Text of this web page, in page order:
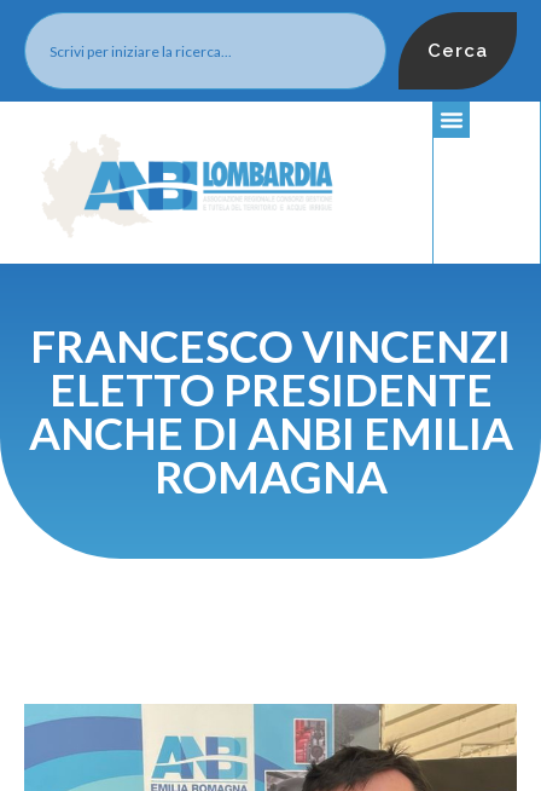
Cerca
FRANCESCO VINCENZI
ELETTO PRESIDENTE
ANCHE DI ANBI EMILIA
ROMAGNA